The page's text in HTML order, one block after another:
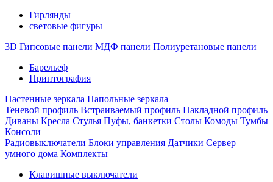
Гирлянды
световые фигуры
3D Гипсовые панели МДФ панели Полиуретановые панели
Барельеф
Принтография
Настенные зеркала Напольные зеркала
Теневой профиль Встраиваемый профиль Накладной профиль
Диваны Кресла Стулья Пуфы, банкетки Столы Комоды Тумбы
Консоли
Радиовыключатели Блоки управления Датчики Сервер
умного дома Комплекты
Клавишные выключатели